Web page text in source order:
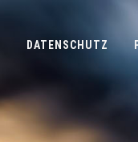
DATENSCHUTZ